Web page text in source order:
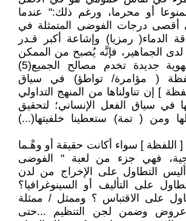
أو محرما، ورغم ذلك:" عندما
أقصى درجات الفوضى المتمثلة في
الدماء( رمزيا) وإشاعة أكبر قـدر
الجماهير، فإنَّه يُصبح من الممكن
بناؤه من جديد بهوية جديدة تخدم مصالح الجميع(5)
( مؤامرة/ تواطؤ) في سياق
] إن تناولناها من المنهج التداولي
في سياق الفعل الإنساني؛ لتحقيق
لها ومن ( تمة) ستعطينا خلفيتها(...)
اللفظة ] سواء أكانت حقيقة أو وهْـما
فهي جزء من لعبة " الفوضى
أليس التطاول على الإخراج من لدن
على التأليف أو السينوغرافيا؟
على الاقتباس ؟ وممثل / ممثلة
عروض وضمن لجن التنظيم ...حتى